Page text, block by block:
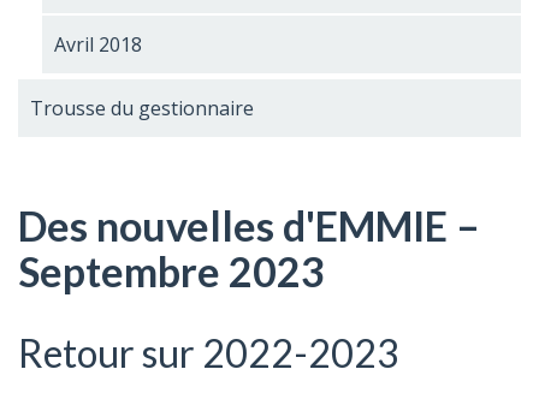
Avril 2018
Trousse du gestionnaire
Des nouvelles d'EMMIE –
Septembre 2023
Retour sur 2022-2023